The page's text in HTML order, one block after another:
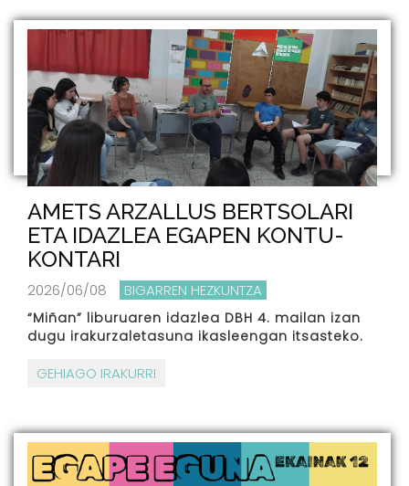
AMETS ARZALLUS BERTSOLARI
ETA IDAZLEA EGAPEN KONTU-
KONTARI
2026/06/08 BIGARREN HEZKUNTZA
“Miñan” liburuaren idazlea DBH 4. mailan izan
dugu irakurzaletasuna ikasleengan itsasteko.
GEHIAGO IRAKURRI